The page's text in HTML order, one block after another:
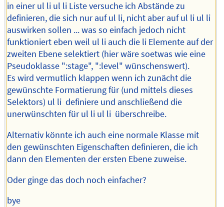
in einer ul li ul li Liste versuche ich Abstände zu
definieren, die sich nur auf ul li, nicht aber auf ul li ul li
auswirken sollen ... was so einfach jedoch nicht
funktioniert eben weil ul li auch die li Elemente auf der
zweiten Ebene selektiert (hier wäre soetwas wie eine
Pseudoklasse ":stage", ":level" wünschenswert).
Es wird vermutlich klappen wenn ich zunächt die
gewünschte Formatierung für (und mittels dieses
Selektors) ul li definiere und anschließend die
unerwünschten für ul li ul li überschreibe.
Alternativ könnte ich auch eine normale Klasse mit
den gewünschten Eigenschaften definieren, die ich
dann den Elementen der ersten Ebene zuweise.
Oder ginge das doch noch einfacher?
bye